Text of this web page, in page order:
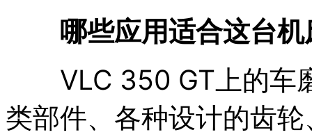
哪些应用适合这台机
VLC 350 GT上的车
类部件、各种设计的齿